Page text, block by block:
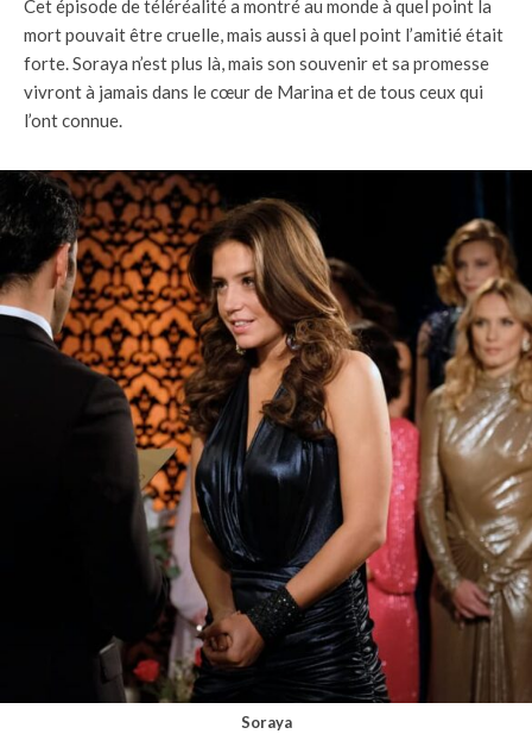
Cet épisode de téléréalité a montré au monde à quel point la
mort pouvait être cruelle, mais aussi à quel point l’amitié était
forte. Soraya n’est plus là, mais son souvenir et sa promesse
vivront à jamais dans le cœur de Marina et de tous ceux qui
l’ont connue.
Soraya